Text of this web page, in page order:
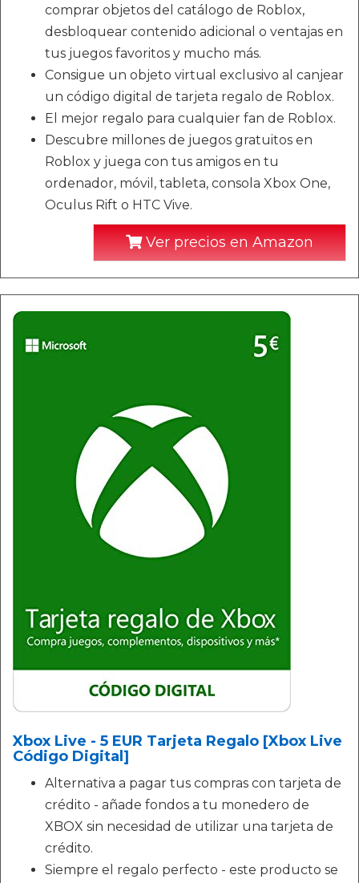
comprar objetos del catálogo de Roblox,
desbloquear contenido adicional o ventajas en
tus juegos favoritos y mucho más.
Consigue un objeto virtual exclusivo al canjear
un código digital de tarjeta regalo de Roblox.
El mejor regalo para cualquier fan de Roblox.
Descubre millones de juegos gratuitos en
Roblox y juega con tus amigos en tu
ordenador, móvil, tableta, consola Xbox One,
Oculus Rift o HTC Vive.
Ver precios en Amazon
Xbox Live - 5 EUR Tarjeta Regalo [Xbox Live
Código Digital]
Alternativa a pagar tus compras con tarjeta de
crédito - añade fondos a tu monedero de
XBOX sin necesidad de utilizar una tarjeta de
crédito.
Siempre el regalo perfecto - este producto se